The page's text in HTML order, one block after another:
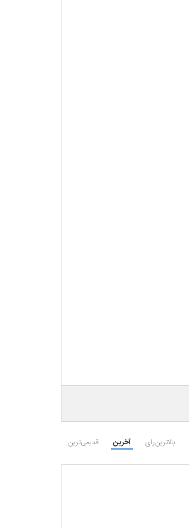
بالاترین‌رای آخرین قدیمی‌ترین